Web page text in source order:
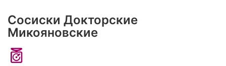
Сосиски Докторские
Микояновские